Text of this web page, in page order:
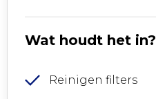
Wat houdt het in?
Reinigen filters